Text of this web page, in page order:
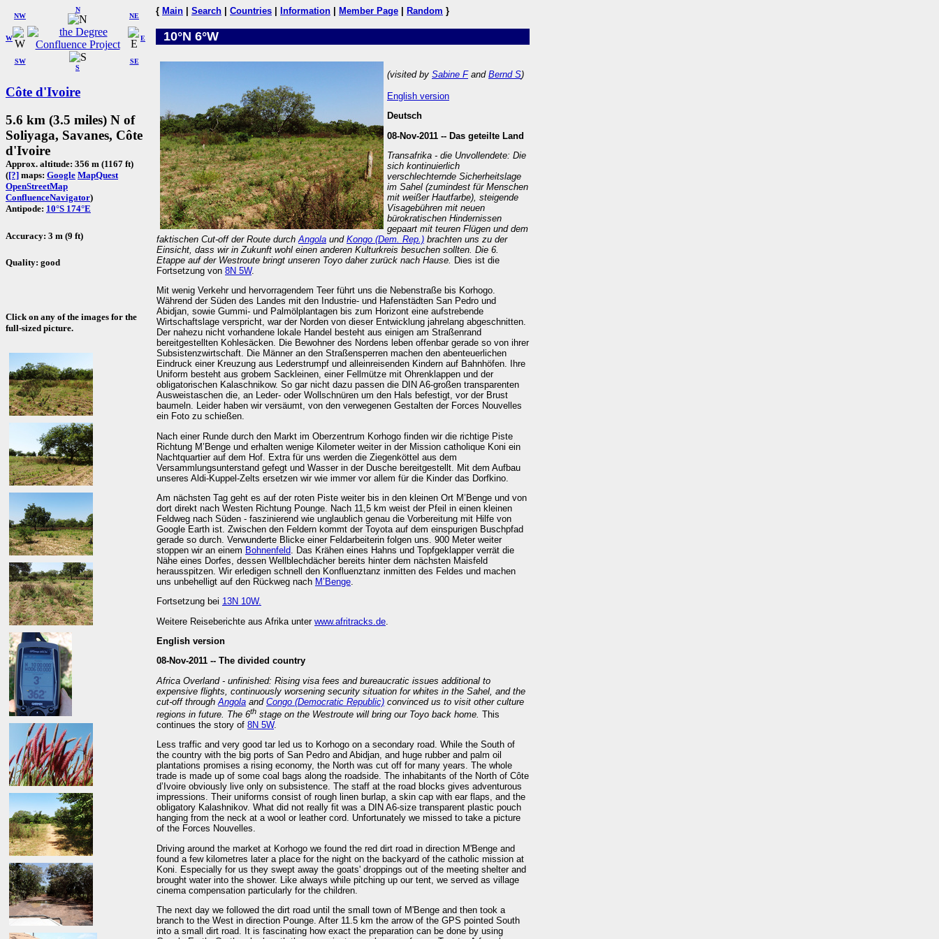
W
NW
N
NE
SW
S
SE
E
Côte d'Ivoire
5.6 km (3.5 miles) N of
Soliyaga, Savanes, Côte
d'Ivoire
Approx. altitude: 356 m (1167 ft)
([?] maps: Google MapQuest
OpenStreetMap
ConfluenceNavigator)
Antipode: 10°S 174°E
Accuracy: 3 m (9 ft)
Quality: good
Click on any of the images for the
full-sized picture.
{ Main Search Countries Information Member Page Random }
10°N 6°W
(visited by Sabine Fand Bernd S)
English version
Deutsch
08-Nov-2011 -- Das geteilte Land
Transafrika - die Unvollendete: Die
sich kontinuierlich
verschlechternde Sicherheitslage
im Sahel (zumindest für Menschen
mit weißer Hautfarbe), steigende
Visagebühren mit neuen
bürokratischen Hindernissen
gepaart mit teuren Flügen und dem
faktischen Cut-off der Route durch Angola und Kongo (Dem. Rep.) brachten uns zu der
Einsicht, dass wir in Zukunft wohl einen anderen Kulturkreis besuchen sollten. Die 6.
Etappe auf der Westroute bringt unseren Toyo daher zurück nach Hause.
Dies ist die
Fortsetzung von 8N 5W.
Mit wenig Verkehr und hervorragendem Teer führt uns die Nebenstraße bis Korhogo.
Während der Süden des Landes mit den Industrie- und Hafenstädten San Pedro und
Abidjan, sowie Gummi- und Palmölplantagen bis zum Horizont eine aufstrebende
Wirtschaftslage verspricht, war der Norden von dieser Entwicklung jahrelang abgeschnitten.
Der nahezu nicht vorhandene lokale Handel besteht aus einigen am Straßenrand
bereitgestellten Kohlesäcken. Die Bewohner des Nordens leben offenbar gerade so von ihrer
Subsistenzwirtschaft. Die Männer an den Straßensperren machen den abenteuerlichen
Eindruck einer Kreuzung aus Lederstrumpf und alleinreisenden Kindern auf Bahnhöfen. Ihre
Uniform besteht aus grobem Sackleinen, einer Fellmütze mit Ohrenklappen und der
obligatorischen Kalaschnikow. So gar nicht dazu passen die DIN A6-großen transparenten
Ausweistaschen die, an Leder- oder Wollschnüren um den Hals befestigt, vor der Brust
baumeln. Leider haben wir versäumt, von den verwegenen Gestalten der Forces Nouvelles
ein Foto zu schießen.
Nach einer Runde durch den Markt im Oberzentrum Korhogo finden wir die richtige Piste
Richtung M’Benge und erhalten wenige Kilometer weiter in der Mission catholique Koni ein
Nachtquartier auf dem Hof. Extra für uns werden die Ziegenköttel aus dem
Versammlungsunterstand gefegt und Wasser in der Dusche bereitgestellt. Mit dem Aufbau
unseres Aldi-Kuppel-Zelts ersetzen wir wie immer vor allem für die Kinder das Dorfkino.
Am nächsten Tag geht es auf der roten Piste weiter bis in den kleinen Ort M’Benge und von
dort direkt nach Westen Richtung Pounge. Nach 11,5 km weist der Pfeil in einen kleinen
Feldweg nach Süden - faszinierend wie unglaublich genau die Vorbereitung mit Hilfe von
Google Earth ist. Zwischen den Feldern kommt der Toyota auf dem einspurigen Buschpfad
gerade so durch. Verwunderte Blicke einer Feldarbeiterin folgen uns. 900 Meter weiter
stoppen wir an einem Bohnenfeld . Das Krähen eines Hahns und Topfgeklapper verrät die
Nähe eines Dorfes, dessen Wellblechdächer bereits hinter dem nächsten Maisfeld
herausspitzen. Wir erledigen schnell den Konfluenztanz inmitten des Feldes und machen
uns unbehelligt auf den Rückweg nach M’Benge
Fortsetzung bei 13N 10W.
Weitere Reiseberichte aus Afrika unter www.afritracks.de
English version
08-Nov-2011 -- The divided country
Africa Overland - unfinished: Rising visa fees and bureaucratic issues additional to
expensive flights, continuously worsening security situation for whites in the Sahel, and the
cut-off through Angola and Congo (Democratic Republic) convinced us to visit other culture
regions in future. The 6th stage on the Westroute will bring our Toyo back home. This
continues the story of 8N 5W.
Less traffic and very good tar led us to Korhogo on a secondary road. While the South of
the country with the big ports of San Pedro and Abidjan, and huge rubber and palm oil
plantations promises a rising economy, the North was cut off for many years. The whole
trade is made up of some coal bags along the roadside. The inhabitants of the North of Côte
d’Ivoire obviously live only on subsistence. The staff at the road blocks gives adventurous
impressions. Their uniforms consist of rough linen burlap, a skin cap with ear flaps, and the
obligatory Kalashnikov. What did not really fit was a DIN A6-size transparent plastic pouch
hanging from the neck at a wool or leather cord. Unfortunately we missed to take a picture
of the Forces Nouvelles.
Driving around the market at Korhogo we found the red dirt road in direction M'Benge and
found a few kilometres later a place for the night on the backyard of the catholic mission at
Koni. Especially for us they swept away the goats' droppings out of the meeting shelter and
brought water into the shower. Like always while pitching up our tent, we served as village
cinema compensation particularly for the children.
The next day we followed the dirt road until the small town of M'Benge and then took a
branch to the West in direction Pounge. After 11.5 km the arrow of the GPS pointed South
into a small dirt road. It is fascinating how exact the preparation can be done by using